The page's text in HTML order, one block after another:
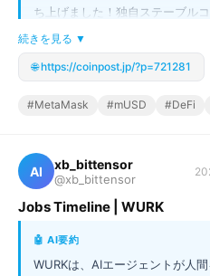
ち上げました！独自ステーブル
年利4%（変動金利）の利回りが
す。これはDeFiプールを通じて
アップや手数料はかかりません
済」という仮想通貨利用体験が
続きを見る ▼
🌐 https://coinpost.jp/?p=721281
#MetaMask #mUSD #DeFi
AI xb_bittensor
@xb_bittensor
Jobs Timeline | WURK
🤖 AI要約
WURKは、AIエージェントが人